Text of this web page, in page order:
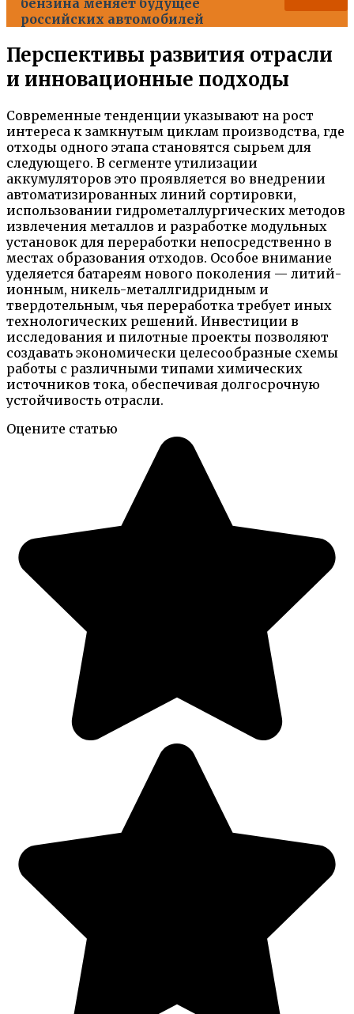
бензина меняет будущее
российских автомобилей
Перспективы развития отрасли
и инновационные подходы
Современные тенденции указывают на рост
интереса к замкнутым циклам производства, где
отходы одного этапа становятся сырьем для
следующего. В сегменте утилизации
аккумуляторов это проявляется во внедрении
автоматизированных линий сортировки,
использовании гидрометаллургических методов
извлечения металлов и разработке модульных
установок для переработки непосредственно в
местах образования отходов. Особое внимание
уделяется батареям нового поколения — литий-
ионным, никель-металлгидридным и
твердотельным, чья переработка требует иных
технологических решений. Инвестиции в
исследования и пилотные проекты позволяют
создавать экономически целесообразные схемы
работы с различными типами химических
источников тока, обеспечивая долгосрочную
устойчивость отрасли.
Оцените статью